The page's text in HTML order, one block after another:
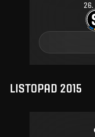
26.
LISTOPAD 2015